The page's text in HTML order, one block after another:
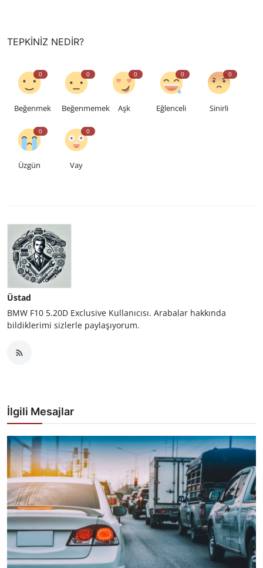
TEPKINIZ NEDIR?
0
Beğenmek
0
Beğenmemek
0
Aşk
0
Eğlenceli
0
Sinirli
0
Üzgün
0
Vay
Üstad
BMW F10 5.20D Exclusive Kullanıcısı. Arabalar hakkında
bildiklerimi sizlerle paylaşıyorum.
İlgili Mesajlar